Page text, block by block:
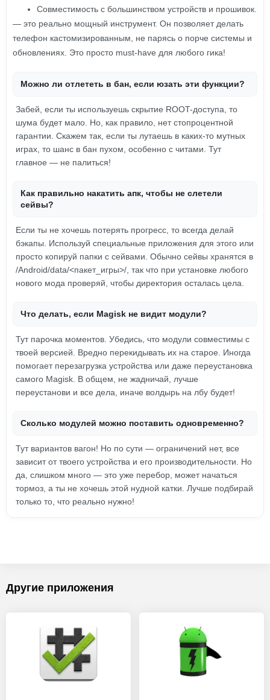
Совместимость с большинством устройств и прошивок.
— это реально мощный инструмент. Он позволяет делать
телефон кастомизированным, не парясь о порче системы и
обновлениях. Это просто must-have для любого гика!
Можно ли отлететь в бан, если юзать эти функции?
Забей, если ты используешь скрытие ROOT-доступа, то
шума будет мало. Но, как правило, нет стопроцентной
гарантии. Скажем так, если ты лутаешь в каких-то мутных
играх, то шанс в бан пухом, особенно с читами. Тут
главное — не палиться!
Как правильно накатить апк, чтобы не слетели
сейвы?
Если ты не хочешь потерять прогресс, то всегда делай
бэкапы. Используй специальные приложения для этого или
просто копируй папки с сейвами. Обычно сейвы хранятся в
/Android/data/<пакет_игры>/, так что при установке любого
нового мода проверяй, чтобы директория осталась цела.
Что делать, если Magisk не видит модули?
Тут парочка моментов. Убедись, что модули совместимы с
твоей версией. Вредно перекидывать их на старое. Иногда
помогает перезагрузка устройства или даже переустановка
самого Magisk. В общем, не жадничай, лучше
переустанови и все дела, иначе волдырь на лбу будет!
Сколько модулей можно поставить одновременно?
Тут вариантов вагон! Но по сути — ограничений нет, все
зависит от твоего устройства и его производительности. Но
да, слишком много — это уже перебор, может начаться
тормоз, а ты не хочешь этой нудной катки. Лучше подбирай
только то, что реально нужно!
Другие приложения